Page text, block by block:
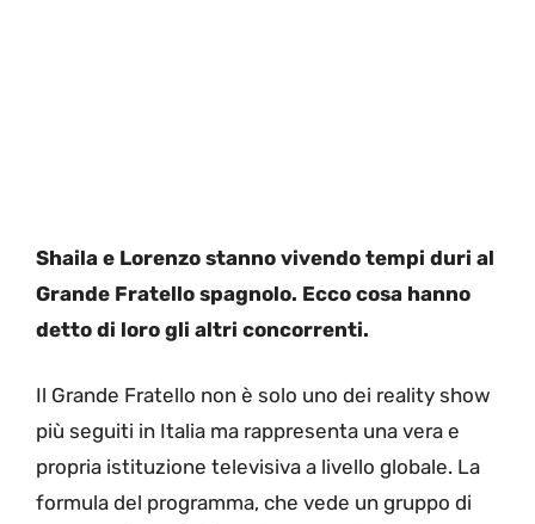
Shaila e Lorenzo stanno vivendo tempi duri al
Grande Fratello spagnolo. Ecco cosa hanno
detto di loro gli altri concorrenti.
Il Grande Fratello non è solo uno dei reality show
più seguiti in Italia ma rappresenta una vera e
propria istituzione televisiva a livello globale. La
formula del programma, che vede un gruppo di